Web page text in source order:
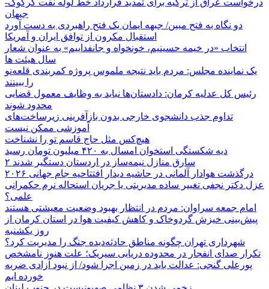
جیهان
دو نگاه به فتح مبین/ جبهه ایمان یک فتح راهبردی به دست آورد
استقبال مکرون از توافق ایران و آمریکا
انتخاب «در خیمه حسینیم، خونخواه و جانفداییم» به عنوان شعار
سال هیئت ها
یک نماینده مجلس: مردم باید نتیجه ملموس پروژه کمربندی قلعه‌نو
را ببینند
رئیس کل عدلیه کرمان: دادستان‌ها نباید به وظایف معمول قضایی
محدود شوند
تداوم جذب دانشجوی خارجی بدون بازآفرینی زیرساخت‌های
آموزشی ممکن نیست
هیچ‌کس مثل حاج قاسم تو را نشناخت
دیه شکستگی استخوان امسال به ۴۲۰ میلیون تومان رسید
۲ سارق منازل نیمه‌ساز در اردستان دستگیر شدند
درگذشت هوادار آلمانی در حاشیه دیدار افتتاحیه جام جهانی ۲۰۲۶
عزل دکتر نجفی تغییر ساده مدیریتی یا جریان استحاله نرم حکمرانی
علمی؟
امام جمعه سراوان: مردم در انتظار بهبود وضعیت معیشتی هستند
پیش‌بینی خیزش گردوخاک و کاهش کیفیت هوا در استان کرمان از
روز یکشنبه
شهرداری تهران چگونه مناطق حادثه‌دیده جنگ را مدیریت کرد؟
تکرار صدای انفجار در محدوده دریایی سیریک؛ علت هنوز نامشخص
پورعلی گنجی: عدالت باید در زمین اجرا شود/ از نبود آزادی ضربه
خورده ایم